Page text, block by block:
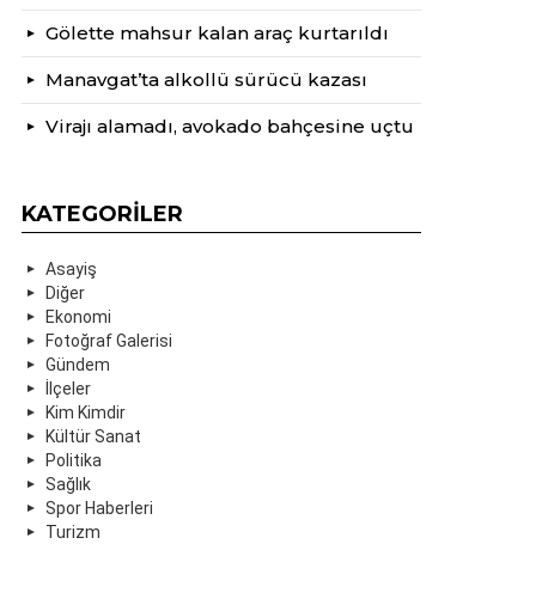
Gölette mahsur kalan araç kurtarıldı
Manavgat’ta alkollü sürücü kazası
Virajı alamadı, avokado bahçesine uçtu
KATEGORILER
Asayiş
Diğer
Ekonomi
Fotoğraf Galerisi
Gündem
İlçeler
Kim Kimdir
Kültür Sanat
Politika
Sağlık
Spor Haberleri
Turizm